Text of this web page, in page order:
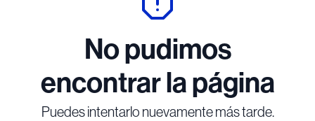
No pudimos
encontrar la página
Puedes intentarlo nuevamente más tarde.